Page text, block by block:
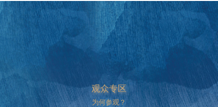
观众专区
为何参观？